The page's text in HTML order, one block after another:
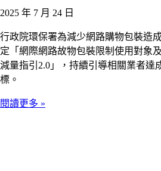
2025 年 7 月 24 日
行政院環保署為減少網路購物包裝造
定「網際網路故物包裝限制使用對象
減量指引2.0」，持續引導相關業者達
標。
閱讀更多 »